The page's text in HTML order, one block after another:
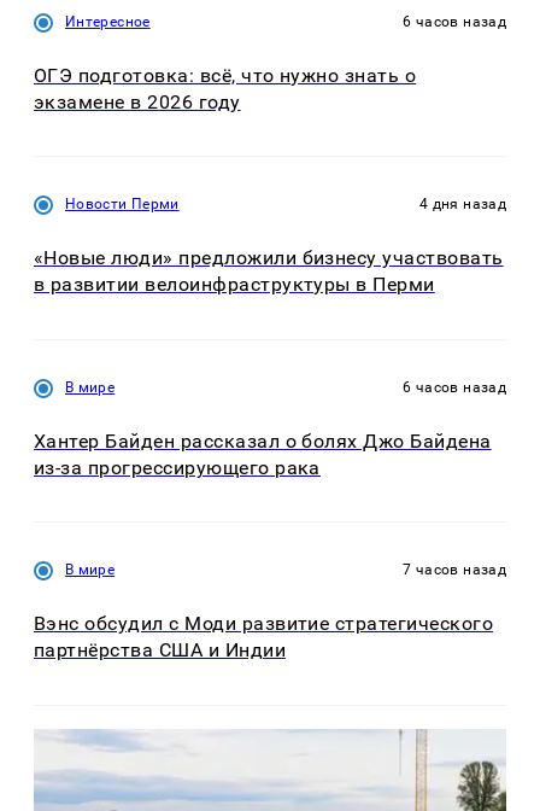
Интересное 6 часов назад
ОГЭ подготовка: всё, что нужно знать о
экзамене в 2026 году
Новости Перми 4 дня назад
«Новые люди» предложили бизнесу участвовать
в развитии велоинфраструктуры в Перми
В мире 6 часов назад
Хантер Байден рассказал о болях Джо Байдена
из-за прогрессирующего рака
В мире 7 часов назад
Вэнс обсудил с Моди развитие стратегического
партнёрства США и Индии